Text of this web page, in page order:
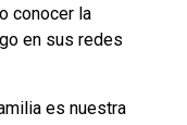
conocer la
en sus redes
es nuestra